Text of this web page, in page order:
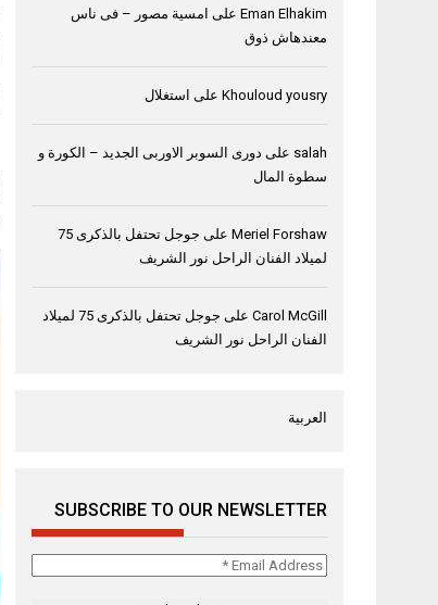
Eman Elhakim على امسية مصور – فى ناس
معندهاش ذوق
Khouloud yousry على استغلال
salah على دورى السوبر الاوربى الجديد – الكورة و
سطوة المال
Meriel Forshaw على
جوجل تحتفل بالذكرى 75
لميلاد الفنان الراحل نور الشريف
Carol McGill على
جوجل تحتفل بالذكرى 75 لميلاد
الفنان الراحل نور الشريف
العربية
SUBSCRIBE TO OUR NEWSLETTER
Email